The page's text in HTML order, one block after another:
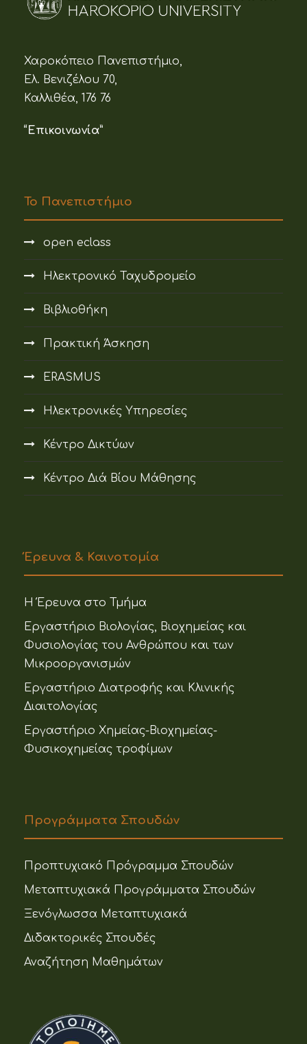
Χαροκόπειο Πανεπιστήμιο,
Ελ. Βενιζέλου 70,
Καλλιθέα, 176 76
“Επικοινωνία”
Το Πανεπιστήμιο
open eclass
Ηλεκτρονικό Ταχυδρομείο
Βιβλιοθήκη
Πρακτική Άσκηση
ERASMUS
Ηλεκτρονικές Υπηρεσίες
Κέντρο Δικτύων
Κέντρο Διά Βίου Μάθησης
Έρευνα & Καινοτομία
Η Έρευνα στο Τμήμα
Εργαστήριο Βιολογίας, Βιοχημείας και
Φυσιολογίας του Ανθρώπου και των
Μικροοργανισμών
Εργαστήριο Διατροφής και Κλινικής
Διαιτολογίας
Εργαστήριο Χημείας-Βιοχημείας-
Φυσικοχημείας τροφίμων
Προγράμματα Σπουδών
Προπτυχιακό Πρόγραμμα Σπουδών
Μεταπτυχιακά Προγράμματα Σπουδών
Ξενόγλωσσα Μεταπτυχιακά
Διδακτορικές Σπουδές
Αναζήτηση Μαθημάτων